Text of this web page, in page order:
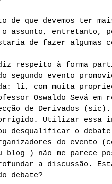
de que devemos ter
o assunto, entretanto,
de fazer algumas
respeito à forma
segundo evento
li, com muita
Oswaldo Sevá em
de Derivados
Utilizar essa
desqualificar o debate
do evento
blog ) não me parece
a discussão.
debate?